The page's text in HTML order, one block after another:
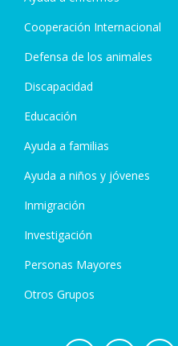
Cooperación Internacional
Defensa de los animales
Discapacidad
Educación
Ayuda a familias
Ayuda a niños y jóvenes
Inmigración
Investigación
Personas Mayores
Otros Grupos